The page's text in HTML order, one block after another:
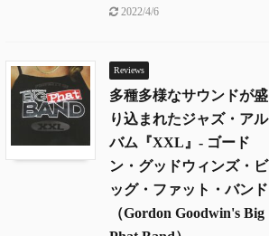
2022/4/6
Reviews
多種多様なサウンドが盛
り込まれたジャズ・アル
バム『XXL』- ゴード
ン・グッドウィンズ・ビ
ッグ・ファット・バンド
（Gordon Goodwin's Big